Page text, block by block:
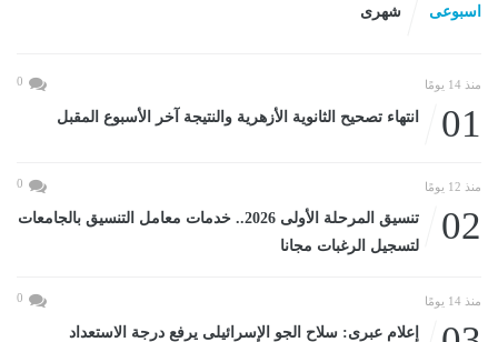
اسبوعى شهرى
منذ 14 يومًا 0
01 انتهاء تصحيح الثانوية الأزهرية والنتيجة آخر الأسبوع المقبل
منذ 12 يومًا 0
02
تنسيق المرحلة الأولى 2026.. خدمات معامل التنسيق بالجامعات
لتسجيل الرغبات مجانا
منذ 14 يومًا 0
إعلام عبرى: سلاح الجو الإسرائيلى يرفع درجة الاستعداد